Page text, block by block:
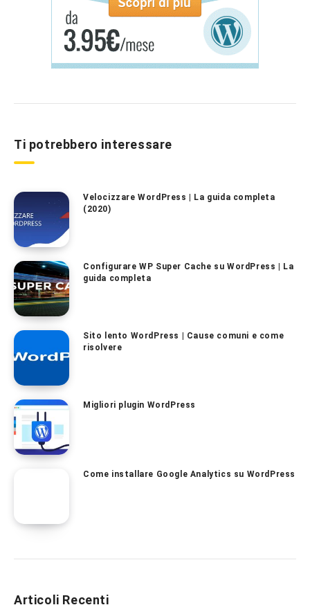
Ti potrebbero interessare
Velocizzare WordPress | La guida completa
(2020)
Configurare WP Super Cache su WordPress | La
guida completa
Sito lento WordPress | Cause comuni e come
risolvere
Migliori plugin WordPress
Come installare Google Analytics su WordPress
Articoli Recenti